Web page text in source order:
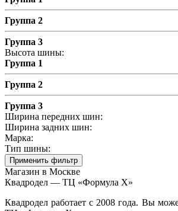
Группа 2
Группа 3
Высота шины:
Группа 1
Группа 2
Группа 3
Ширина передних шин:
Ширина задних шин:
Марка:
Тип шины:
Применить фильтр
Магазин в Москве
Квадродел — ТЦ «Формула Х»
Квадродел работает с 2008 года. Вы